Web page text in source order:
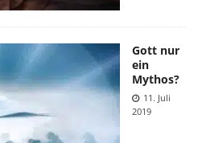
Gott nur
ein
Mythos?
11. Juli
2019